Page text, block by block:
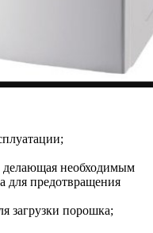
делающая необходимым
для предотвращения
загрузки порошка;